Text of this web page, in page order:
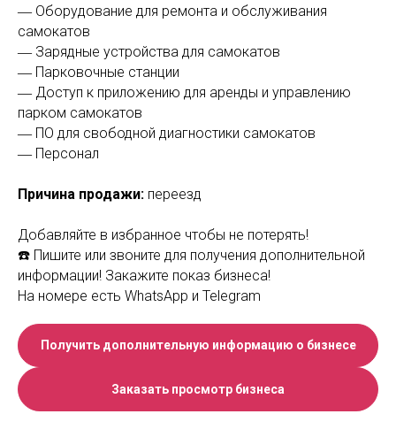
― Оборудование для ремонта и обслуживания
самокатов
― Зарядные устройства для самокатов
― Парковочные станции
― Доступ к приложению для аренды и управлению
парком самокатов
― ПО для свободной диагностики самокатов
― Персонал
Причина продажи: переезд
Добавляйте в избранное чтобы не потерять!
☎️ Пишите или звоните для получения дополнительной
информации! Закажите показ бизнеса!
На номере есть WhatsApp и Telegram
Получить дополнительную информацию о бизнесе
Заказать просмотр бизнеса